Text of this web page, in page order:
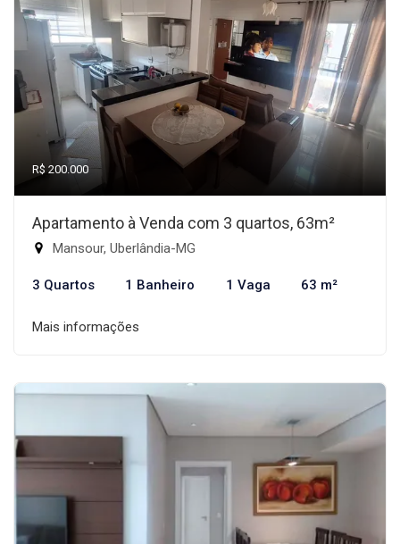
R$ 200.000
Apartamento à Venda com 3 quartos, 63m²
Mansour, Uberlândia-MG
3 Quartos 1 Banheiro 1 Vaga 63 m²
Mais informações